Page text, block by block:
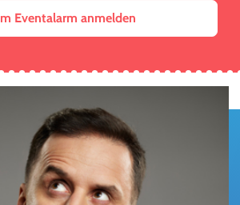
Eventalarm anmelden